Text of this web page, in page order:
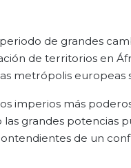
de grandes
de territorios en
metrópolis europeas
imperios más
grandes potencias
de un